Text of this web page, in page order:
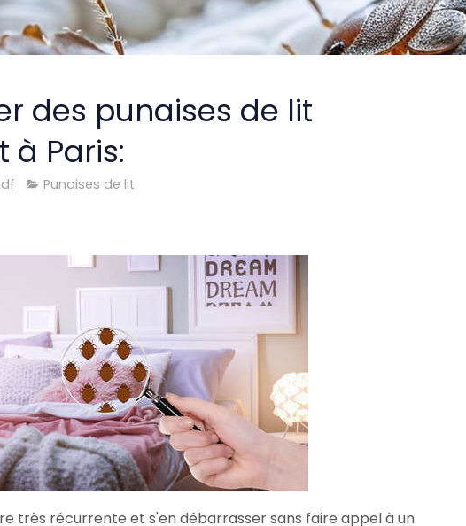
des punaises de lit
Paris:
Punaises de lit
très récurrente et s'en débarrasser sans faire appel à un